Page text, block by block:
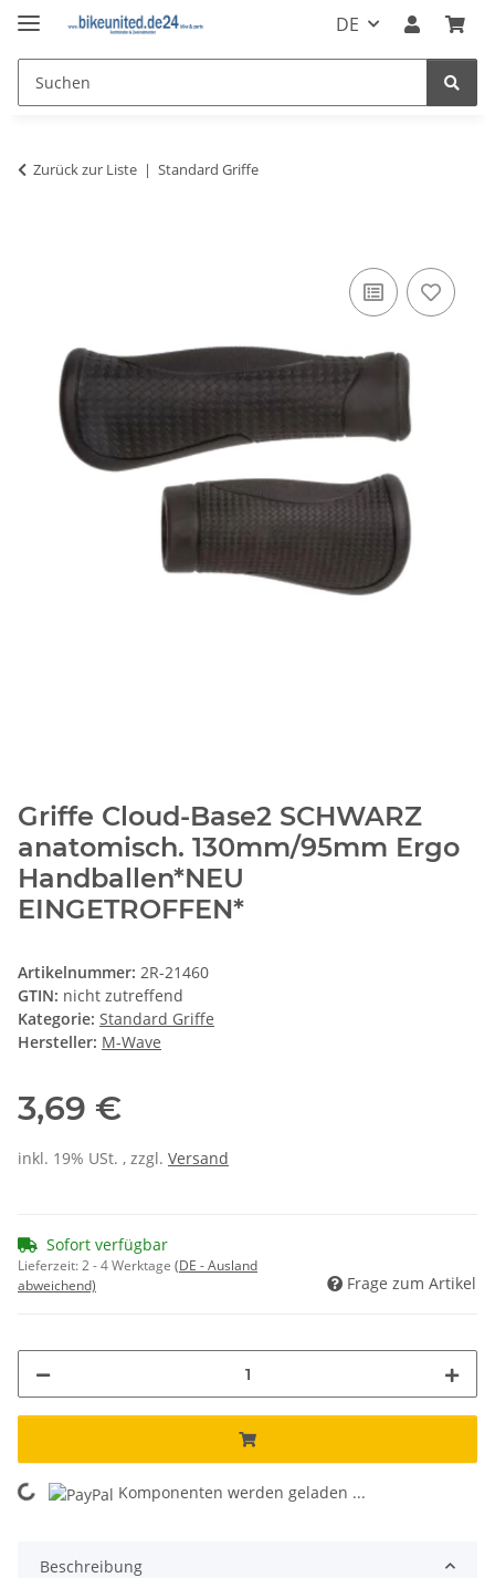
DE
Zurück zur Liste Standard Griffe
Griffe Cloud-Base2 SCHWARZ
anatomisch. 130mm/95mm Ergo
Handballen*NEU
EINGETROFFEN*
Artikelnummer: 2R-21460
GTIN: nicht zutreffend
Kategorie: Standard Griffe
Hersteller: M-Wave
3,69 €
inkl. 19% USt. , zzgl. Versand
Sofort verfügbar
Lieferzeit:2 - 4 Werktage (DE - Ausland
abweichend)
Frage zum Artikel
Loading... Komponenten werden geladen ...
Beschreibung